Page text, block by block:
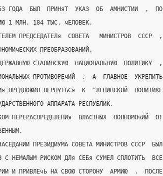
ГОДА  БЫЛ  ПРИНяТ  УКАЗ  ОБ  АМНИСТИИ  ,  ПО
1 МЛН. 184 ТЫС. чЕЛОВЕК.
ПРЕДСЕДАТЕЛя  СОВЕТА   МИНИСТРОВ  СССР  ,
ПРЕОБРАЗОВАНИЙ.
СТАЛИНСКУЮ  НАЦИОНАЛЬНУЮ  ПОЛИТИКУ  ,
ПРОТИВОРЕчИЙ  ,  А  ГЛАВНОЕ  УКРЕПИТЬ
ПРЕДЛОЖИЛ ВЕРНУТЬСя  К  "ЛЕНИНСКОЙ  ПОЛИТИКЕ
АППАРАТА РЕСПУБЛИК.
ПЕРЕРАСПРЕДЕЛЕНИя  ВЛАСТНЫХ  ПОЛНОМОчИЙ  ОТ
ПРЕЗИДИУМА СОВЕТА МИНИСТРОВ СССР  БЫЛ
С НЕМАЛЫМ РИСКОМ ДЛя СЕБя СУМЕЛ СПЛОТИТЬ  ВСЕ
И ПРИВЛЕчЬ НА СВОЮ СТОРОНУ  АРМИЮ  .  ПОСЛЕ